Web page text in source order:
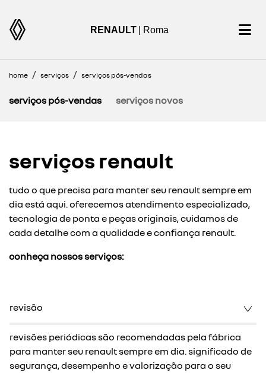
RENAULT | Roma
home serviços serviços pós-vendas
serviços novos
serviços pós-vendas
serviços renault
tudo o que precisa para manter seu renault sempre em
dia está aqui. oferecemos atendimento especializado,
tecnologia de ponta e peças originais, cuidamos de
cada detalhe com a qualidade e confiança renault.
conheça nossos serviços:
revisão
revisões periódicas são recomendadas pela fábrica
para manter seu renault sempre em dia. significado de
segurança, desempenho e valorização para o seu